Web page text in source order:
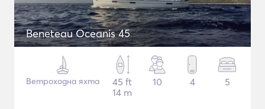
Beneteau Oceanis 45
Ветроходна яхта
45 ft
14 m
10 4 5